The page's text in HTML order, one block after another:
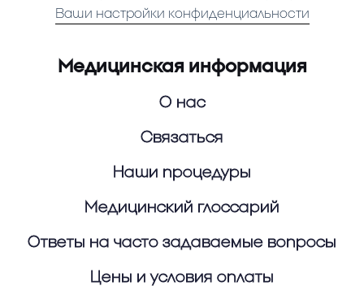
Ваши настройки конфиденциальности
Медицинская информация
О нас
Связаться
Наши процедуры
Медицинский глоссарий
Ответы на часто задаваемые вопросы
Цены и условия оплаты